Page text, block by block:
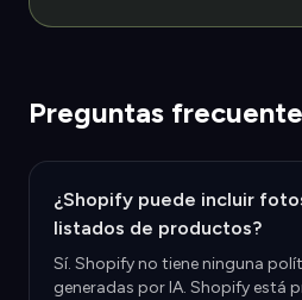
Preguntas
¿Shopify puede incluir
listados de productos?
Sí. Shopify no tiene ninguna
generadas por IA. Shopify está